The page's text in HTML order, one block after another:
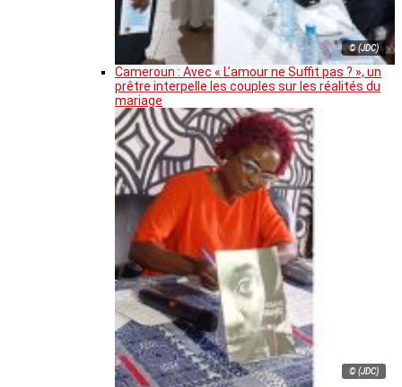
© (JDC)
Cameroun : Avec « L’amour ne Suffit pas ? », un
prêtre interpelle les couples sur les réalités du
mariage
© (JDC)